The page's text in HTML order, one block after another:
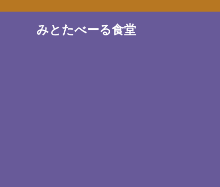
みとたべーる食堂